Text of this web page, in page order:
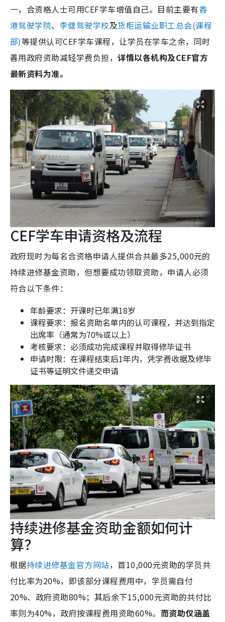
一，合资格人士可用CEF学车增值自己。目前主要有香
港驾驶学院、 李健驾驶学校及货柜运输业职工总会(课程
部)等提供认可CEF学车课程，让学员在学车之余，同时
善用政府资助减轻学费负担，详情以各机构及CEF官方
最新资料为准。
CEF学车申请资格及流程
政府现时为每名合资格申请人提供合共最多25,000元的
持续进修基金资助，但想要成功领取资助，申请人必须
符合以下条件：
年龄要求：开课时已年满18岁
课程要求：报名资助名单内的认可课程，并达到指定
出席率（通常为70%或以上）
考核要求：必须成功完成课程并取得修毕证书
申请时限：在课程结束后1年内，凭学费收据及修毕
证书等证明文件递交申请
持续进修基金资助金额如何计
算？
根据持续进修基金官方网站，首10,000元资助的学员共
付比率为20%，即该部分课程费用中，学员需自付
20%、政府资助80%；其后余下15,000元资助的共付比
率则为40%，政府按课程费用资助60%。 而资助仅涵盖